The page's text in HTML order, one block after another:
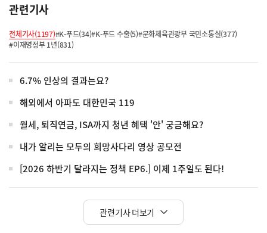
관련기사
전체기사(1197)#K-푸드(34)#K-푸드 수출(5)#문화체육관광부 국민소통실(377)
#이재명정부 1년(831)
6.7% 인상의 결과는요?
해외에서 아파도 대한민국 119
월세, 퇴직연금, ISA까지 청년 혜택 '안' 궁금해요?
내가 알리는 모두의 희망사다리 영상 공모전
[2026 하반기 달라지는 정책 EP6.] 이제 1주일도 된다!
관련기사 더보기